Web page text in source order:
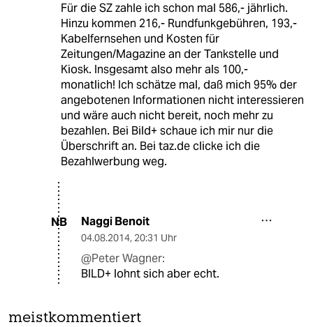
Für die SZ zahle ich schon mal 586,- jährlich.
Hinzu kommen 216,- Rundfunkgebühren, 193,-
Kabelfernsehen und Kosten für
Zeitungen/Magazine an der Tankstelle und
Kiosk. Insgesamt also mehr als 100,-
monatlich! Ich schätze mal, daß mich 95% der
angebotenen Informationen nicht interessieren
und wäre auch nicht bereit, noch mehr zu
bezahlen. Bei Bild+ schaue ich mir nur die
Überschrift an. Bei taz.de clicke ich die
Bezahlwerbung weg.
NB Naggi Benoit
04.08.2014, 20:31 Uhr
@Peter Wagner:
BILD+ lohnt sich aber echt.
meistkommentiert